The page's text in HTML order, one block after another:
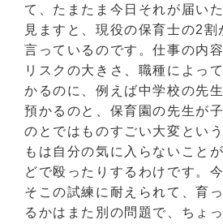
て、たまたま今日それが届い
見ますと、現役の保育士の2割
言っているのです。仕事の内
リスクの大きさ、職種によっ
かるのに、例えば中学校の先
預かるのと、保育園の先生が
のとではものすごい大変とい
もは自分の気に入らないこと
どで殴ったりするわけです。
そこの試練に耐えられて、育
るかはまた別の問題で、ちょ